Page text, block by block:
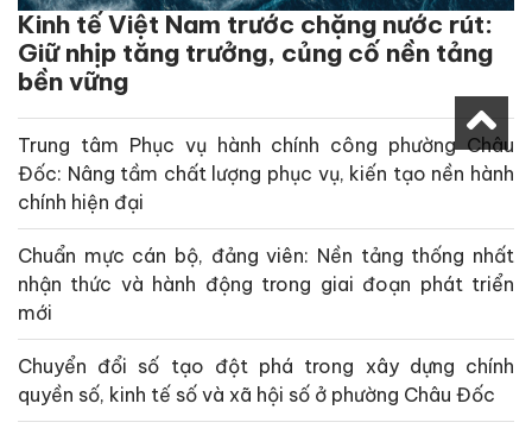
Kinh tế Việt Nam trước chặng nước rút:
Giữ nhịp tăng trưởng, củng cố nền tảng
bền vững
Trung tâm Phục vụ hành chính công phường Châu
Đốc: Nâng tầm chất lượng phục vụ, kiến tạo nền hành
chính hiện đại
Chuẩn mực cán bộ, đảng viên: Nền tảng thống nhất
nhận thức và hành động trong giai đoạn phát triển
mới
Chuyển đổi số tạo đột phá trong xây dựng chính
quyền số, kinh tế số và xã hội số ở phường Châu Đốc